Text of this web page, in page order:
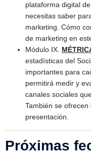
plataforma digital
necesitas saber
marketing. Cómo
de marketing en
Módulo IX.
estadísticas del
importantes para
permitirá medir y
canales sociales
También se
presentación.
Próximas